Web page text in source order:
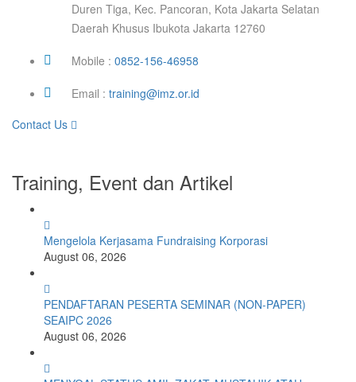
Duren Tiga, Kec. Pancoran, Kota Jakarta Selatan
Daerah Khusus Ibukota Jakarta 12760
Mobile : 0852-156-46958
Email : training@imz.or.id
Contact Us
Training, Event dan Artikel
Mengelola Kerjasama Fundraising Korporasi
August 06, 2026
PENDAFTARAN PESERTA SEMINAR (NON-PAPER)
SEAIPC 2026
August 06, 2026